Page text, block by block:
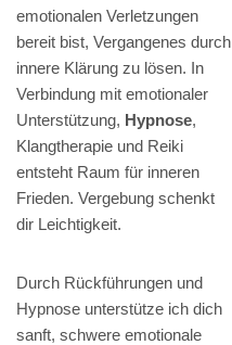
emotionalen Verletzungen
bereit bist, Vergangenes durch
innere Klärung zu lösen. In
Verbindung mit emotionaler
Unterstützung, Hypnose,
Klangtherapie und Reiki
entsteht Raum für inneren
Frieden. Vergebung schenkt
dir Leichtigkeit.
Durch Rückführungen und
Hypnose unterstütze ich dich
sanft, schwere emotionale